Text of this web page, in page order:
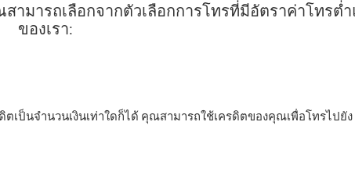
มารถเลือกจากตัวเลือกการโทรที่มีอัตราค่าโทรต่
ของเรา:
เป็นจำนวนเงินเท่าใดก็ได้ คุณสามารถใช้เครดิตของคุณเพื่อโทรไปยัง